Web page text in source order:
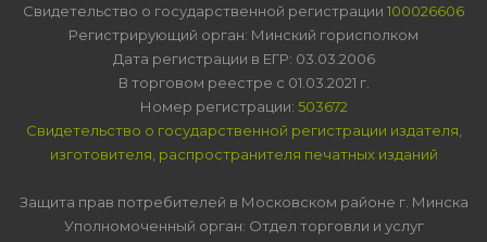
Свидетельство о государственной регистрации 100026606
Регистрирующий орган: Минский горисполком
Дата регистрации в ЕГР: 03.03.2006
В торговом реестре с 01.03.2021 г.
Номер регистрации: 503672
Свидетельство о государственной регистрации издателя,
изготовителя, распространителя печатных изданий
Защита прав потребителей в Московском районе г. Минска
Уполномоченный орган: Отдел торговли и услуг